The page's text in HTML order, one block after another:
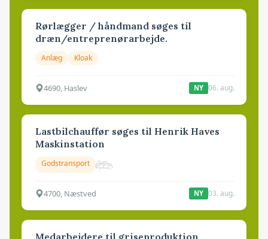
Rørlægger / håndmand søges til
dræn/entreprenørarbejde.
Anlæg Kloak
4690, Haslev NY 06. aug.
Lastbilchauffør søges til Henrik Haves
Maskinstation
Godstransport
4700, Næstved NY 03. aug.